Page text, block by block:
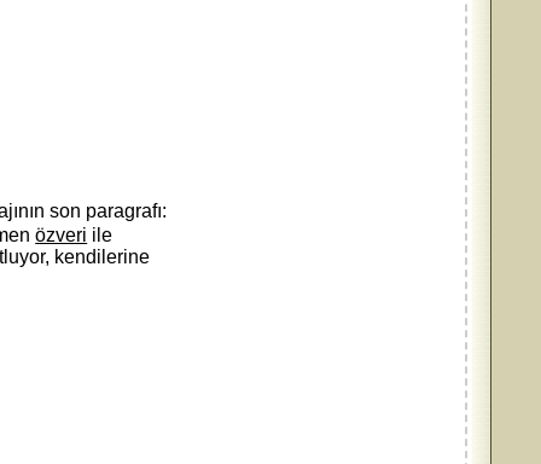
son paragrafı:
özveri ile
kendilerine